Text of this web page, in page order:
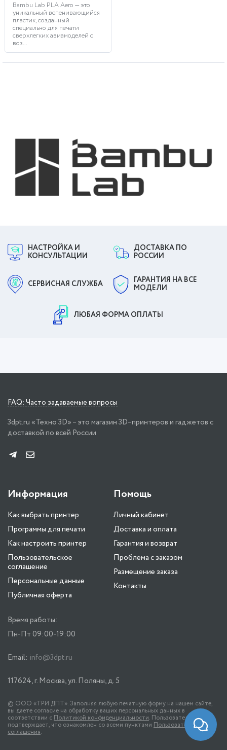
Bambu Lab PLA Aero — это
уникальный вспенивающийся
пластик, созданный
специально для печати
сверхлегких авиамоделей с
воз...
НАСТРОЙКА И
КОНСУЛЬТАЦИИ
ДОСТАВКА ПО
РОССИИ
СЕРВИСНАЯ СЛУЖБА
ГАРАНТИЯ НА ВСЕ
МОДЕЛИ
ЛЮБАЯ ФОРМА ОПЛАТЫ
FAQ: Часто задаваемые вопросы
3dpt.ru «Техно 3D» – это магазин 3D–принтеров и гаджетов с
доставкой по всей России
Информация
Как выбрать принтер
Программы для печати
Как настроить принтер
Пользовательское
соглашение
Персональные данные
Публичная оферта
Помощь
Личный кабинет
Доставка и оплата
Гарантия и возврат
Проблема с заказом
Размещение заказа
Контакты
Время работы:
Пн-Пт 09:00-19:00
Email: info@3dpt.ru
117624, г. Москва, ул. Поляны, д. 5
© ООО «ТРИ ДПТ». Заполняя любую печатную форму на нашем сайте,
вы даете согласие на обработку ваших персональных данных в
соответствии с Политикой конфиденциальности. Пользователь
подтверждает, что ознакомлен со всеми пунктами Пользовательского
соглашения.